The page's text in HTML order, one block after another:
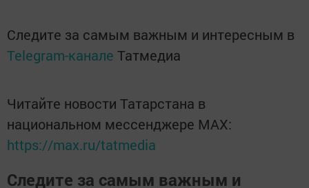
Следите за самым важным и интересным в
Telegram-канале Татмедиа
Читайте новости Татарстана в
национальном мессенджере MАХ:
https://max.ru/tatmedia
Следите за самым важным и